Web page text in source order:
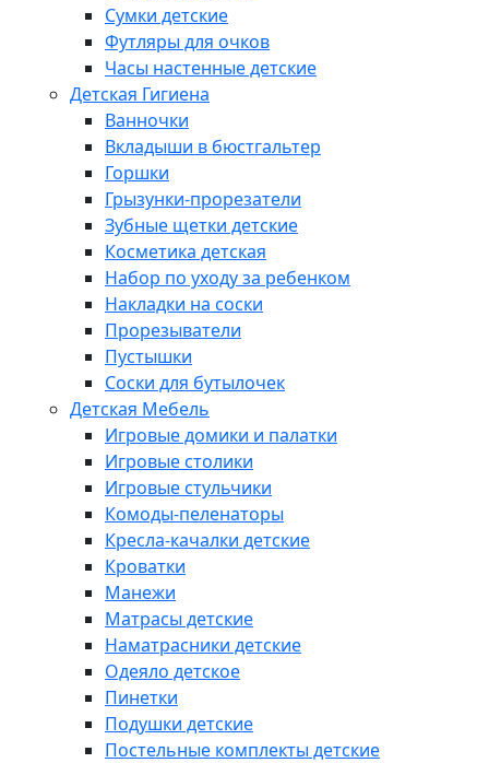
Сумки детские
Футляры для очков
Часы настенные детские
Детская Гигиена
Ванночки
Вкладыши в бюстгальтер
Горшки
Грызунки-прорезатели
Зубные щетки детские
Косметика детская
Набор по уходу за ребенком
Накладки на соски
Прорезыватели
Пустышки
Соски для бутылочек
Детская Мебель
Игровые домики и палатки
Игровые столики
Игровые стульчики
Комоды-пеленаторы
Кресла-качалки детские
Кроватки
Манежи
Матрасы детские
Наматрасники детские
Одеяло детское
Пинетки
Подушки детские
Постельные комплекты детские